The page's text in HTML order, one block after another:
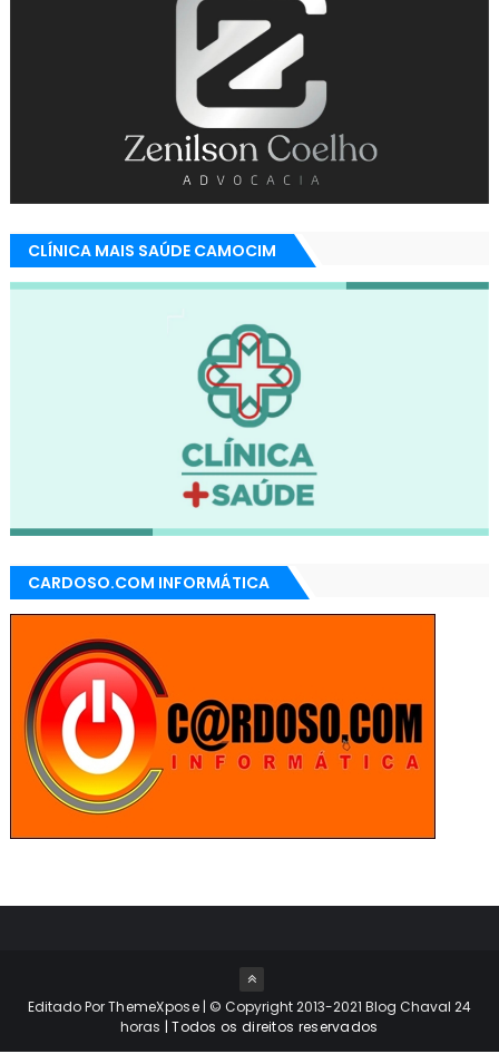
CLÍNICA MAIS SAÚDE CAMOCIM
CARDOSO.COM INFORMÁTICA
Editado PorThemeXpose| © Copyright 2013-2021 Blog Chaval 24
horas | Todos os direitos reservados